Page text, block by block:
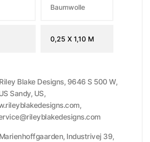
Baumwolle
0,25 X 1,10 M
Blake Designs, 9646 S 500 W,
Sandy, US,
Industrivej 39,